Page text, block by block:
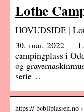
Lothe
HOVUDSIDE |
30. mar. 2022 —
campingplass i
og
serie …
https:// bobilplassen.no